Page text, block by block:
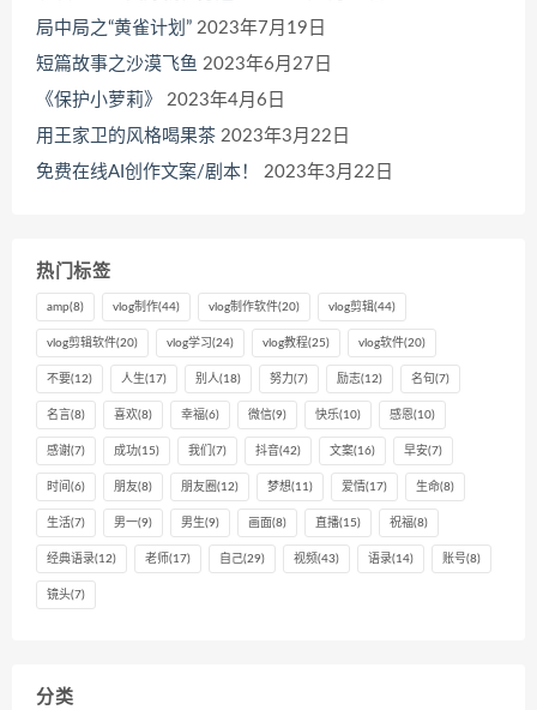
局中局之“黄雀计划” 2023年7月19日
短篇故事之沙漠飞鱼 2023年6月27日
《保护小萝莉》
2023年4月6日
用王家卫的风格喝果茶 2023年3月22日
免费在线AI创作文案/剧本！
2023年3月22日
热门标签
amp(8) vlog制作(44) vlog制作软件(20) vlog剪辑(44)
vlog剪辑软件(20) vlog学习 (24) vlog教程(25) vlog软件(20)
不要(12) 人生(17) 别人(18) 努力 (7) 励志(12) 名句(7)
名言 (8) 喜欢(8) 幸福(6) 微信(9) 快乐(10) 感恩(10)
感谢(7) 成功(15) 我们 (7) 抖音(42) 文案(16) 早安(7)
时间 (6) 朋友(8) 朋友圈 (12) 梦想(11) 爱情(17) 生命(8)
生活(7) 男一(9) 男生(9) 画面(8) 直播(15) 祝福(8)
经典语录(12) 老师(17) 自己(29) 视频(43) 语录(14) 账号(8)
镜头(7)
分类